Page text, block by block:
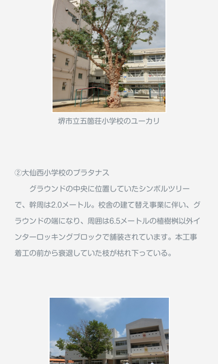
堺市立五箇荘小学校のユーカリ
②大仙西小学校のプラタナス
グラウンドの中央に位置していたシンボルツリー
で、幹周は2.0メートル。校舎の建て替え事業に伴い、グ
ラウンドの端になり、周囲は6.5メートルの植樹桝以外イ
ンターロッキングブロックで舗装されています。本工事
着工の前から衰退していた枝が枯れ下っている。